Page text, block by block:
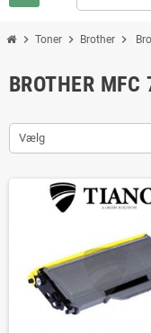
chevron_right Toner chevron_right Brother chevron_right
BROTHER MFC
Vælg